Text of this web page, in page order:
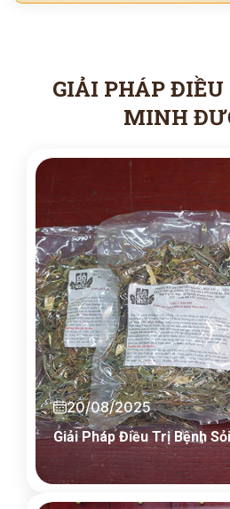
GIẢI PHÁP
MINH
20/08/2025
Giải Pháp Điều Trị Bệnh